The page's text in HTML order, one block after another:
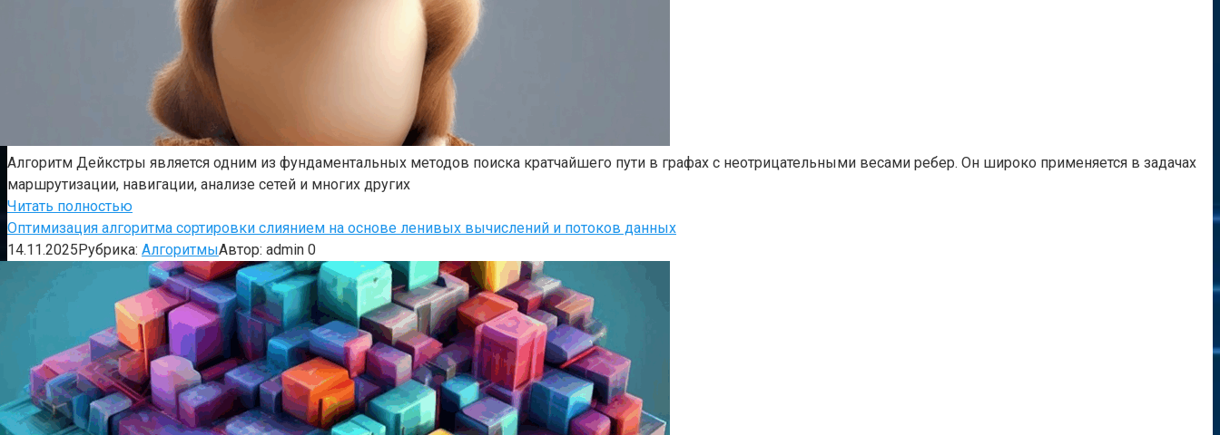
Алгоритм Дейкстры является одним из фундаментальных методов поиска кратчайшего пути в графах с неотрицательными весами ребер. Он широко применяется в задачах
маршрутизации, навигации, анализе сетей и многих других
Читать полностью
Оптимизация алгоритма сортировки слиянием на основе ленивых вычислений и потоков данных
14.11.2025Рубрика: АлгоритмыАвтор: admin 0